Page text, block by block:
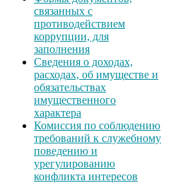
связанных с
противодействием
коррупции, для
заполнения
Сведения о доходах,
расходах, об имуществе и
обязательствах
имущественного
характера
Комиссия по соблюдению
требований к служебному
поведению и
урегулированию
конфликта интересов